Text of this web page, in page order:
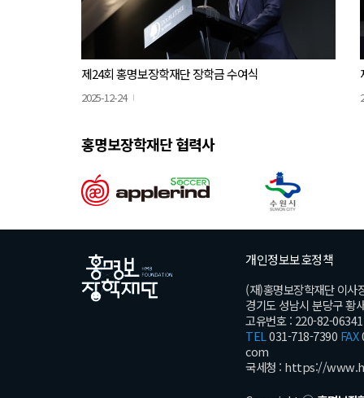
제24회 홍명보장학재단 장학금 수여식
2025-12-24
홍명보장학재단 협력사
개인정보보호정책
(재)홍명보장학재단 이사
경기도 성남시 분당구 황
고유번호 : 220-82-06341
TEL031-718-7390 FAX
com
국세청 : https://